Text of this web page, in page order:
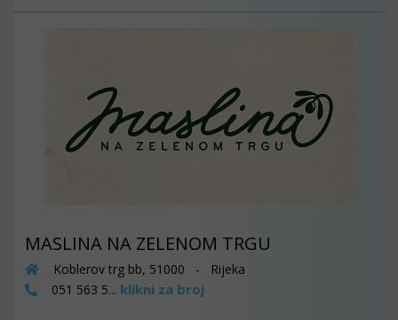
MASLINA NA ZELENOM TRGU
Koblerov trg bb, 51000 - Rijeka
051 563 5... klikni za broj